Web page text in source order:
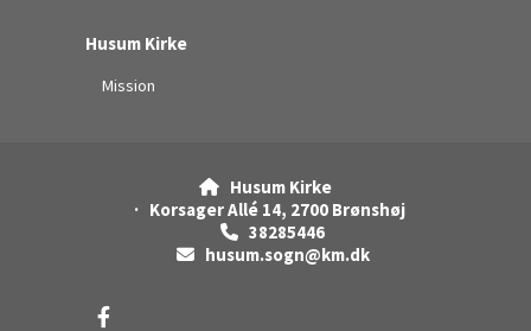
Husum Kirke
Mission

Husum Kirke
· Korsager Allé 14, 2700 Brønshøj
 38285446
husum.sogn@km.dk